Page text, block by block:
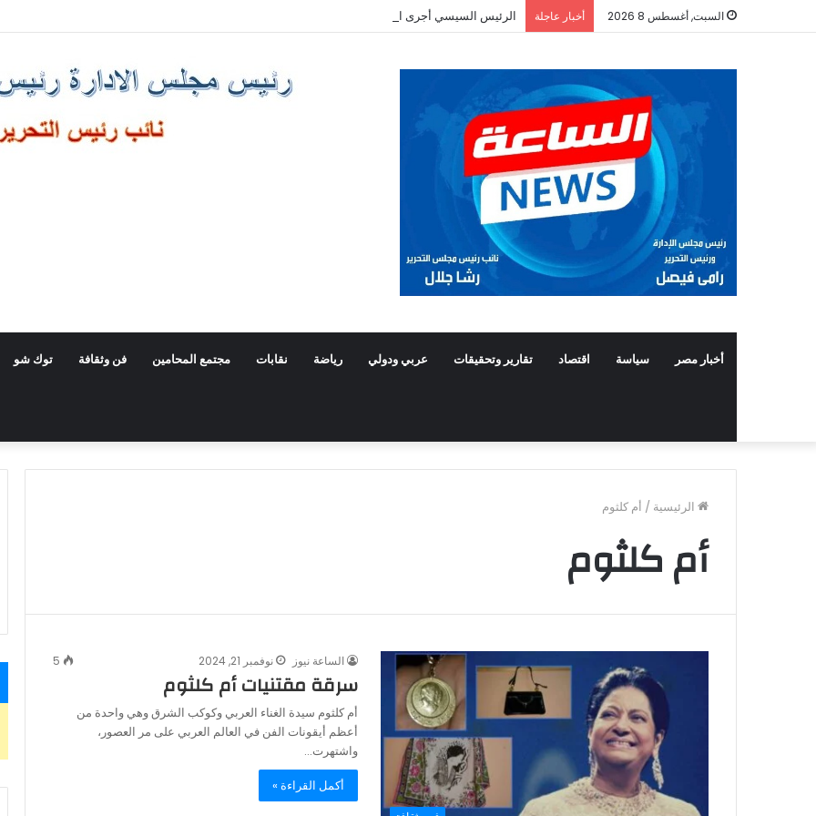
السبت, أغسطس 8 2026 أخبار عاجلة الرئيس السيسي أجرى اتصالا هاتفيا برئيس وزراء اليونان
أخبار مصر سياسة اقتصاد تقارير وتحقيقات عربي ودولي رياضة نقابات مجتمع المحامين فن وثقافة توك شو
الرئيسية / أم كلثوم
أم كلثوم
الساعة نيوز نوفمبر 21, 2024 5
سرقة مقتنيات أم كلثوم
أم كلثوم سيدة الغناء العربي وكوكب الشرق وهي واحدة من
أعظم أيقونات الفن في العالم العربي على مر العصور،
واشتهرت…
أكمل القراءة »